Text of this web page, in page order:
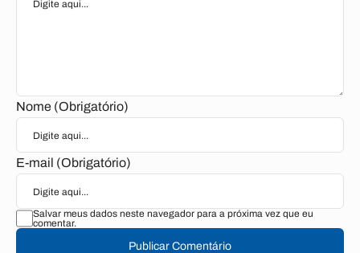
Nome (Obrigatório)
E-mail (Obrigatório)
Salvar meus dados neste navegador para a próxima vez que eu
comentar.
Publicar Comentário